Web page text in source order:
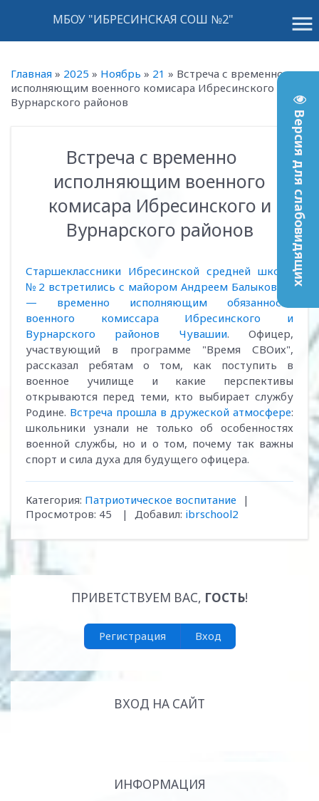
Версия для слабовидящих
menu
МБОУ "ИБРЕСИНСКАЯ СОШ №2"
Главная » 2025 » Ноябрь » 21 » Встреча с временно
исполняющим военного комисара Ибресинского и
Вурнарского районов
Встреча с временно
исполняющим военного
комисара Ибресинского и
Вурнарского районов
Старшеклассники Ибресинской средней школы
№ 2 встретились с майором Андреем Балыковым
— временно исполняющим обязанности
военного комиссара Ибресинского и
Вурнарского районов Чувашии. Офицер,
участвующий в программе "Время СВОих",
рассказал ребятам о том, как поступить в
военное училище и какие перспективы
открываются перед теми, кто выбирает службу
Родине. Встреча прошла в дружеской атмосфере:
школьники узнали не только об особенностях
военной службы, но и о том, почему так важны
спорт и сила духа для будущего офицера.
Категория: Патриотическое воспитание
|
Просмотров: 45 | Добавил: ibrschool2
ПРИВЕТСТВУЕМ ВАС, ГОСТЬ!
Регистрация Вход
ВХОД НА САЙТ
ИНФОРМАЦИЯ